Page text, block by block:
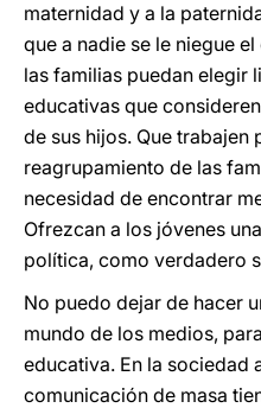
maternidad y a la
que a nadie se le niegue
las familias puedan elegir
educativas que
de sus hijos. Que trabajen
reagrupamiento de las
necesidad de encontrar
Ofrezcan a los jóvenes
política, como verdadero
No puedo dejar de hacer
mundo de los medios,
educativa. En la sociedad
comunicación de masa